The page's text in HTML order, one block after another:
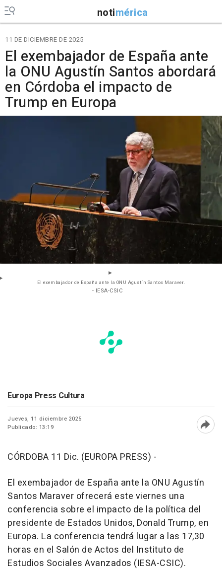
notimérica
11 DE DICIEMBRE DE 2025
El exembajador de España ante
la ONU Agustín Santos abordará
en Córdoba el impacto de
Trump en Europa
El exembajador de España ante la ONU Agustín Santos Maraver.
- IESA-CSIC
Europa Press Cultura
Jueves, 11 diciembre 2025
Publicado: 13:19
CÓRDOBA 11 Dic. (EUROPA PRESS) -
El exembajador de España ante la ONU Agustín
Santos Maraver ofrecerá este viernes una
conferencia sobre el impacto de la política del
presidente de Estados Unidos, Donald Trump, en
Europa. La conferencia tendrá lugar a las 17,30
horas en el Salón de Actos del Instituto de
Estudios Sociales Avanzados (IESA-CSIC).